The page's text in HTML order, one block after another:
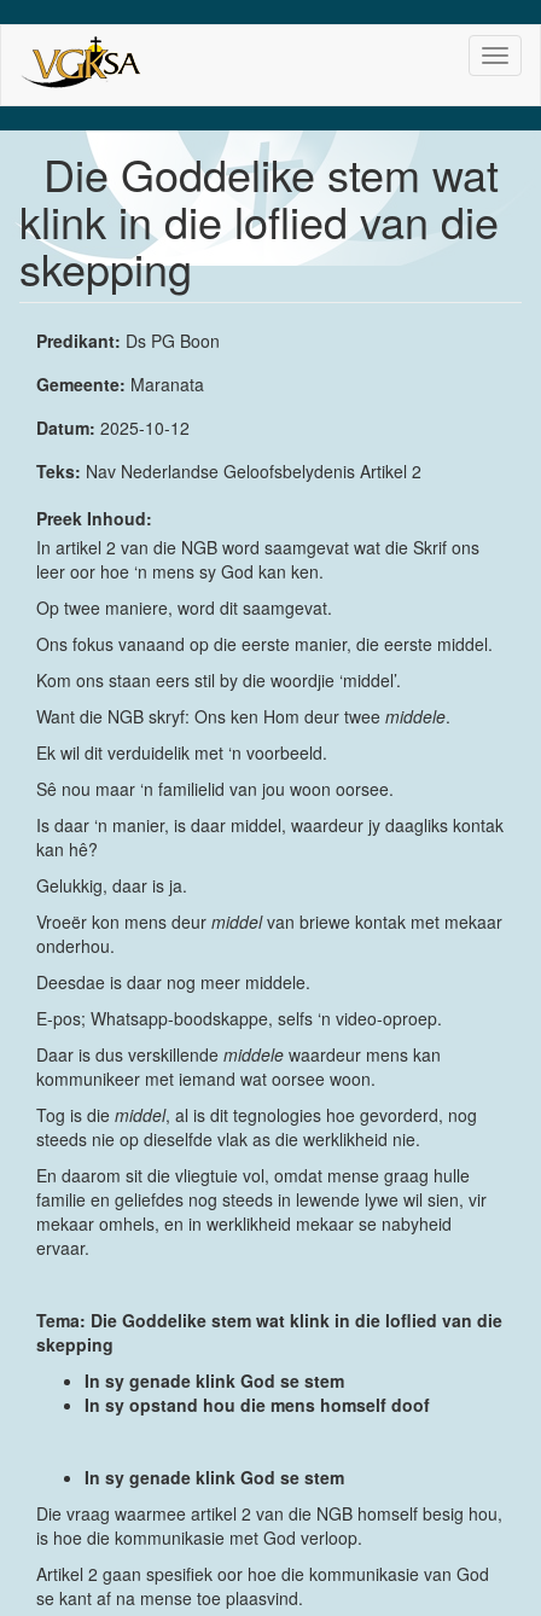
main
content
Die Goddelike stem wat
klink in die loflied van die
skepping
Predikant: Ds PG Boon
Gemeente: Maranata
Datum: 2025-10-12
Teks: Nav Nederlandse Geloofsbelydenis Artikel 2
Preek Inhoud:
In artikel 2 van die NGB word saamgevat wat die Skrif ons
leer oor hoe ‘n mens sy God kan ken.
Op twee maniere, word dit saamgevat.
Ons fokus vanaand op die eerste manier, die eerste middel.
Kom ons staan eers stil by die woordjie ‘middel’.
Want die NGB skryf: Ons ken Hom deur twee middele.
Ek wil dit verduidelik met ‘n voorbeeld.
Sê nou maar ‘n familielid van jou woon oorsee.
Is daar ‘n manier, is daar middel, waardeur jy daagliks kontak
kan hê?
Gelukkig, daar is ja.
Vroeër kon mens deur middelvan briewe kontak met mekaar
onderhou.
Deesdae is daar nog meer middele.
E-pos; Whatsapp-boodskappe, selfs ‘n video-oproep.
Daar is dus verskillende middele waardeur mens kan
kommunikeer met iemand wat oorsee woon.
Tog is die middel, al is dit tegnologies hoe gevorderd, nog
steeds nie op dieselfde vlak as die werklikheid nie.
En daarom sit die vliegtuie vol, omdat mense graag hulle
familie en geliefdes nog steeds in lewende lywe wil sien, vir
mekaar omhels, en in werklikheid mekaar se nabyheid
ervaar.
Tema: Die Goddelike stem wat klink in die loflied van die
skepping
In sy genade klink God se stem
In sy opstand hou die mens homself doof
In sy genade klink God se stem
Die vraag waarmee artikel 2 van die NGB homself besig hou,
is hoe die kommunikasie met God verloop.
Artikel 2 gaan spesifiek oor hoe die kommunikasie van God
se kant af na mense toe plaasvind.